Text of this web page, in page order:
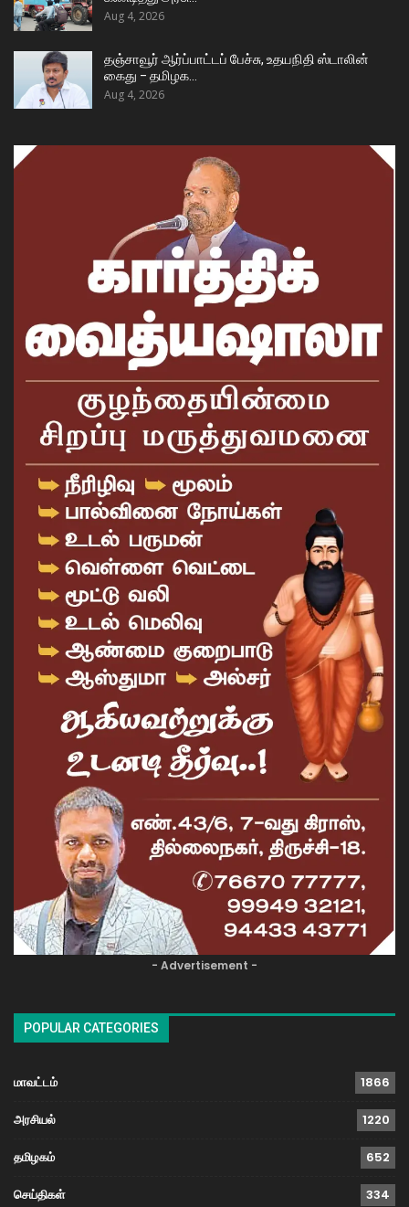
Aug 4, 2026
தஞ்சாவூர் ஆர்ப்பாட்டப் பேச்சு, உதயநிதி ஸ்டாலின்
கைது – தமிழக…
Aug 4, 2026
- Advertisement -
POPULAR CATEGORIES
மாவட்டம் 1866
அரசியல் 1220
தமிழகம் 652
செய்திகள் 334